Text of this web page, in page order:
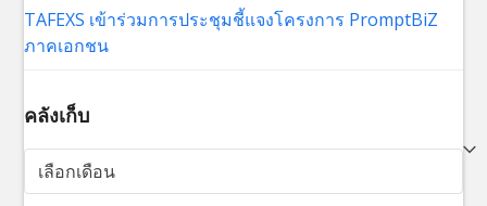
TAFEXS เข้าร่วมการประชุมชี้แจงโครงการ PromptBiZ
ภาคเอกชน
คลังเก็บ
คลัง
เก็บ